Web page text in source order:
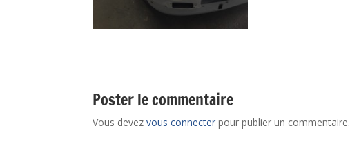
Poster le commentaire
Vous devezvous connecter pour publier un commentaire.